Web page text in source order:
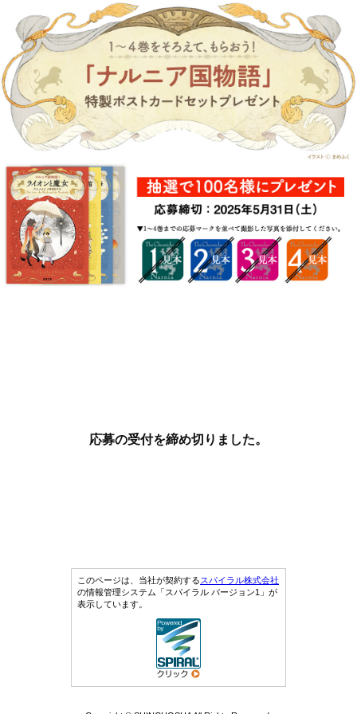
応募の受付を締め切りました。
このページは、当社が契約するスパイラル株式会社
の情報管理システム「スパイラル バージョン1」が
表示しています。